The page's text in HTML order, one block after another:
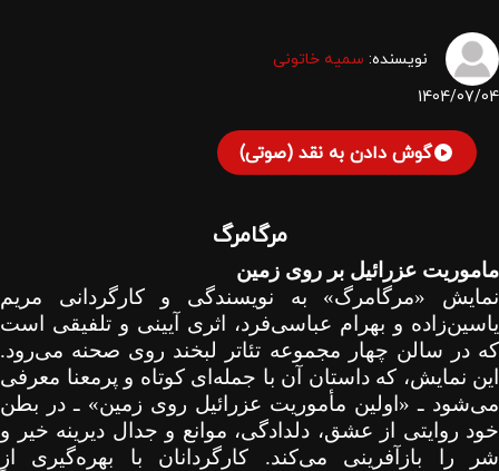
نویسنده: سمیه خاتونی
1404/07/04
گوش دادن به نقد (صوتی)
مرگامرگ
ماموریت عزرائیل بر روی زمین
نمایش «مرگامرگ» به نویسندگی و کارگردانی مریم
یاسین‌زاده و بهرام عباسی‌فرد، اثری آیینی و تلفیقی است
که در سالن چهار مجموعه تئاتر لبخند روی صحنه می‌رود.
این نمایش، که داستان آن با جمله‌ای کوتاه و پرمعنا معرفی
می‌شود ـ «اولین مأموریت عزرائیل روی زمین» ـ در بطن
خود روایتی از عشق، دلدادگی، موانع و جدال دیرینه خیر و
شر را بازآفرینی می‌کند. کارگردانان با بهره‌گیری از